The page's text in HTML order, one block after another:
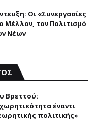
Οι «Συνεργασίες
Μέλλον, τον Πολιτισμό
Νέων
Bρεττού:
έναντι
πολιτικής»